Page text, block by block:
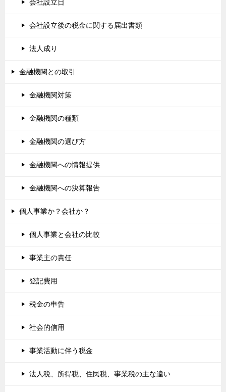
会社設立日
会社設立後の税金に関する届出書類
法人成り
金融機関との取引
金融機関対策
金融機関の種類
金融機関の選び方
金融機関への情報提供
金融機関への決算報告
個人事業か？会社か？
個人事業と会社の比較
事業主の責任
登記費用
税金の申告
社会的信用
事業活動に伴う税金
法人税、所得税、住民税、事業税の主な違い